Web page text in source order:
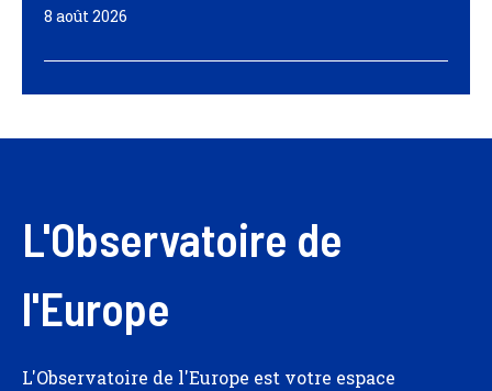
8 août 2026
L'Observatoire de
l'Europe
L'Observatoire de l'Europe est votre espace